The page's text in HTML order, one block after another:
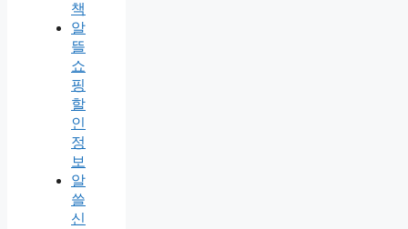
책
알
뜰
쇼
핑
할
인
정
보
알
쓸
신